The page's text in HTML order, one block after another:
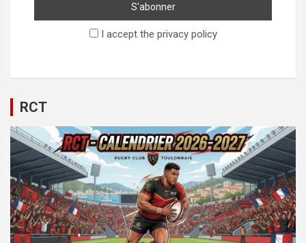
I accept the privacy policy
RCT